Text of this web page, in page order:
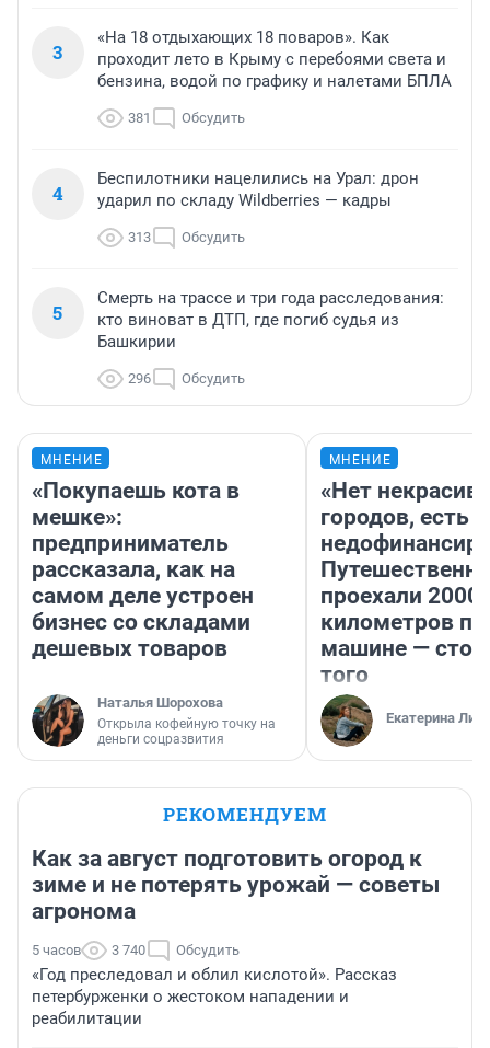
3
«На 18 отдыхающих 18 поваров». Как
проходит лето в Крыму с перебоями света и
бензина, водой по графику и налетами БПЛА
381 Обсудить
4
Беспилотники нацелились на Урал: дрон
ударил по складу Wildberries — кадры
313 Обсудить
5
Смерть на трассе и три года расследования:
кто виноват в ДТП, где погиб судья из
Башкирии
296 Обсудить
МНЕНИЕ
«Покупаешь кота в
мешке»:
предприниматель
рассказала, как на
самом деле устроен
бизнес со складами
дешевых товаров
Наталья Шорохова
Открыла кофейную точку на
деньги соцразвития
МНЕНИЕ
«Нет
городов, есть
проехали 2000
километров по
машине —
того
Екатерина
РЕКОМЕНДУЕМ
Как за август подготовить огород к
зиме и не потерять урожай — советы
агронома
5 часов 3 740 Обсудить
«Год преследовал и облил кислотой». Рассказ
петербурженки о жестоком нападении и
реабилитации